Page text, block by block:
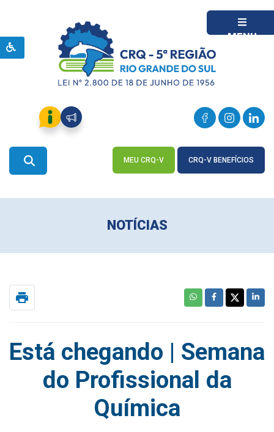
MENU
MEU CRQ-V CRQ-V BENEFÍCIOS
NOTÍCIAS
print
Está chegando | Semana
do Profissional da
Química